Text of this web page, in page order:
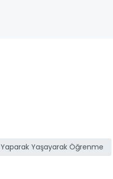
Yaparak Yaşayarak Öğrenme